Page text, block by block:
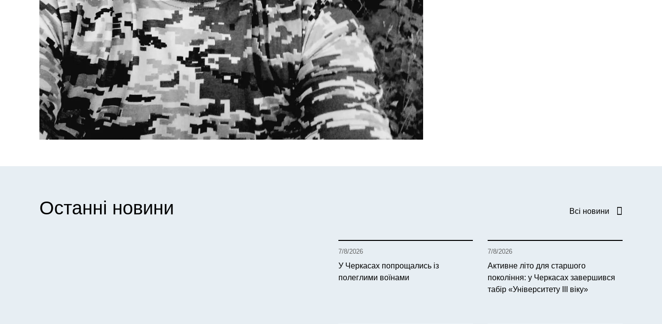
Останні новини Всі новини
7/8/2026
У Черкасах попрощались із
полеглими воїнами
7/8/2026
Активне літо для старшого
покоління: у Черкасах завершився
табір «Університету ІІІ віку»